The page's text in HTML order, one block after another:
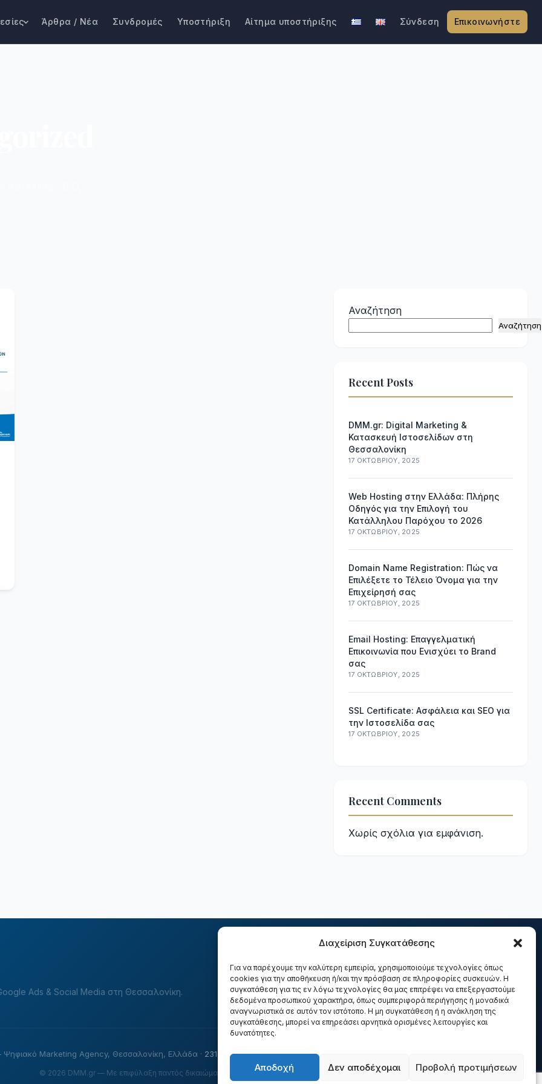
Διαχείριση Συγκατάθεσης
Για να παρέχουμε την καλύτερη εμπειρία, χρησιμοποιούμε τεχνολογίες όπως
cookies για την αποθήκευση ή/και την πρόσβαση σε πληροφορίες συσκευών. Η
συγκατάθεση για τις εν λόγω τεχνολογίες θα μας επιτρέψει να επεξεργαστούμε
δεδομένα προσωπικού χαρακτήρα, όπως συμπεριφορά περιήγησης ή μοναδικά
αναγνωριστικά σε αυτόν τον ιστότοπο. Η μη συγκατάθεση ή η ανάκληση της
συγκατάθεσης, μπορεί να επηρεάσει αρνητικά ορισμένες λειτουργίες και
δυνατότητες.
Αποδοχή Δεν αποδέχομαι Προβολή προτιμήσεων
Άρθρα / Νέα Συνδρομές Υποστήριξη Αίτημα υποστήριξης Σύνδεση Επικοινωνήστε
Αναζήτηση
Αναζήτηση
Recent Posts
DMM.gr: Digital Marketing &
Κατασκευή Ιστοσελίδων στη
Θεσσαλονίκη
17 ΟΚΤΩΒΡΊΟΥ, 2025
Web Hosting στην Ελλάδα: Πλήρης
Οδηγός για την Επιλογή του
Κατάλληλου Παρόχου το 2026
17 ΟΚΤΩΒΡΊΟΥ, 2025
Domain Name Registration: Πώς να
Επιλέξετε το Τέλειο Όνομα για την
Επιχείρησή σας
17 ΟΚΤΩΒΡΊΟΥ, 2025
Email Hosting: Επαγγελματική
Επικοινωνία που Ενισχύει το Brand
σας
17 ΟΚΤΩΒΡΊΟΥ, 2025
SSL Certificate: Ασφάλεια και SEO για
την Ιστοσελίδα σας
17 ΟΚΤΩΒΡΊΟΥ, 2025
Recent Comments
Χωρίς σχόλια για εμφάνιση.
Ads & Social Media στη Θεσσαλονίκη.
ΥπηρεσίεςΈργαΔιαδικασίαΕπικοινωνία
Marketing Agency, Θεσσαλονίκη, Ελλάδα · 231 511 2295·info@dmm.gr
© 2026 DMM.gr — Με επιφύλαξη παντός δικαιώματος.